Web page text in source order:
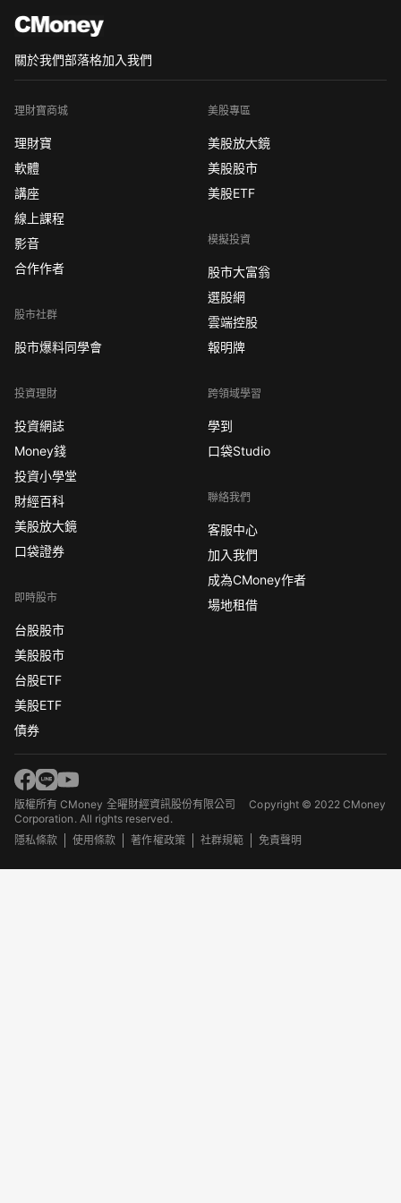
關於我們部落格加入我們
理財寶商城
理財寶
軟體
講座
線上課程
影音
合作作者
股市社群
股市爆料同學會
投資理財
投資網誌
Money錢
投資小學堂
財經百科
美股放大鏡
口袋證券
即時股市
台股股市
美股股市
台股ETF
美股ETF
債券
美股專區
美股放大鏡
美股股市
美股ETF
模擬投資
股市大富翁
選股網
雲端控股
報明牌
跨領域學習
學到
口袋Studio
聯絡我們
客服中心
加入我們
成為CMoney作者
場地租借
版權所有 CMoney 全曜財經資訊股份有限公司Copyright © 2022 CMoney
Corporation. All rights reserved.
隱私條款
使用條款 著作權政策 社群規範 免責聲明